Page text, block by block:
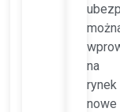
na
rynek
nowe